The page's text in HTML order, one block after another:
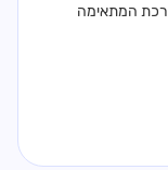
המתאימה